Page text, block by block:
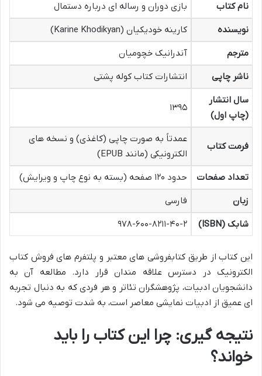
نام کتاب
بازی دوران و رساله ای درباره دستمال
نویسنده
کارینه خودیکیان (Karine Khodikyan)
مترجم
آندرانیک خچومیان
ناشر چاپی
انتشارات کتاب کوله پشتی
سال انتشار
(چاپ اول)
۱۳۹۵
فرمت کتاب
عمدتاً به صورت چاپی (کاغذی) و نسخه های
الکترونیکی (مانند EPUB)
تعداد صفحات
حدود ۱۲۰ صفحه (بسته به نوع چاپ و ویرایش)
زبان
فارسی
شابک (ISBN)
۹۷۸-۶۰۰-۸۲۱۱-۴۰-۲
این کتاب از طریق کتابفروشی های معتبر و پلتفرم های فروش کتاب
الکترونیک در دسترس علاقه مندان قرار دارد. مطالعه آن به
دانشجویان ادبیات، پژوهشگران تئاتر و هر فردی که به دنبال تجربه
ای عمیق از ادبیات نمایشی معاصر است، به شدت توصیه می شود.
نتیجه گیری: چرا این کتاب را باید
خواند؟